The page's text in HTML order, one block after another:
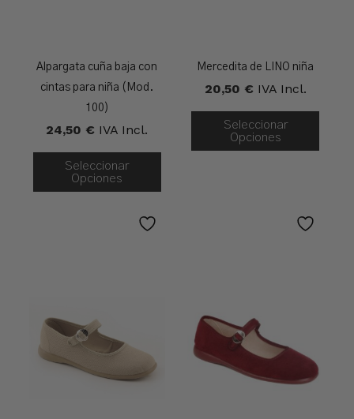
Alpargata cuña baja con
cintas para niña (Mod.
100)
24,50 € IVA Incl.
Seleccionar
Opciones
Mercedita de LINO niña
20,50 € IVA Incl.
Seleccionar
Opciones